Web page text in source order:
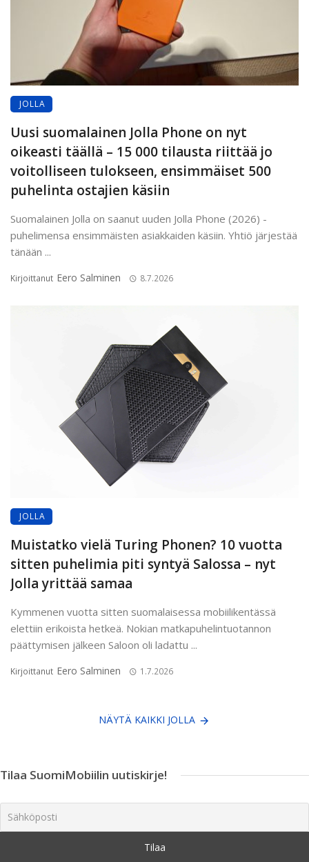
JOLLA
Uusi suomalainen Jolla Phone on nyt
oikeasti täällä – 15 000 tilausta riittää jo
voitolliseen tulokseen, ensimmäiset 500
puhelinta ostajien käsiin
Suomalainen Jolla on saanut uuden Jolla Phone (2026) -
puhelimensa ensimmäisten asiakkaiden käsiin. Yhtiö järjestää
tänään ...
Kirjoittanut Eero Salminen 8.7.2026
JOLLA
Muistatko vielä Turing Phonen? 10 vuotta
sitten puhelimia piti syntyä Salossa – nyt
Jolla yrittää samaa
Kymmenen vuotta sitten suomalaisessa mobiilikentässä
elettiin erikoista hetkeä. Nokian matkapuhelintuotannon
päättymisen jälkeen Saloon oli ladattu ...
Kirjoittanut Eero Salminen 1.7.2026
NÄYTÄ KAIKKI JOLLA
Tilaa SuomiMobiilin uutiskirje!